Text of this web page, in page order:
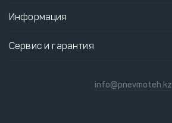
Информация
Сервис и гарантия
info@pnevmoteh.kz